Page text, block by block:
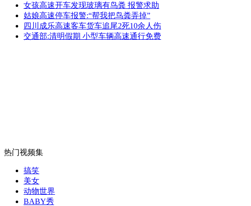
全国确诊人感染H7N9禽流感60例 死亡13人
无痛分娩是否安全 医生回应
外交部：反对强权政治霸凌主义
女孩高速开车发现玻璃有鸟粪 报警求助
姑娘高速停车报警:“帮我把鸟粪弄掉”
四川成乐高速客车货车追尾2死10余人伤
交通部:清明假期 小型车辆高速通行免费
热门视频集
搞笑
美女
动物世界
BABY秀